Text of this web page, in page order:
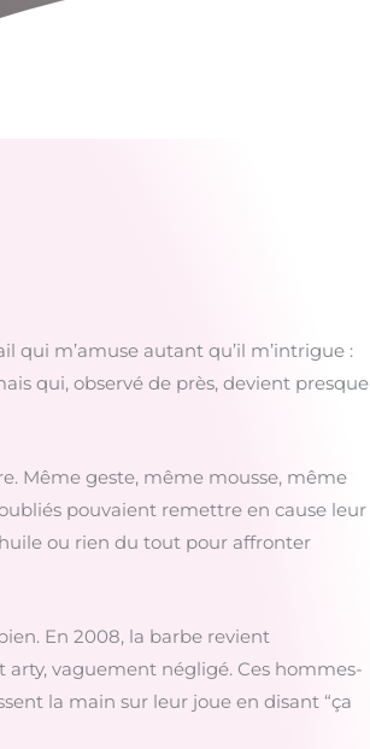
qui m’amuse autant qu’il m’intrigue :
qui, observé de près, devient presque
Même geste, même mousse, même
pouvaient remettre en cause leur
ou rien du tout pour affronter
En 2008, la barbe revient
vaguement négligé. Ces hommes-
la main sur leur joue en disant “ça